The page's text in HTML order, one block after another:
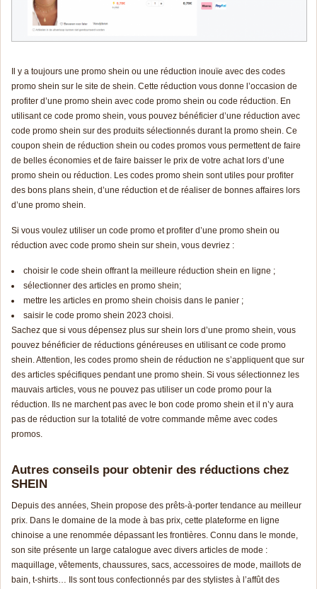
Il y a toujours une promo shein ou une réduction inouïe avec des codes
promo shein sur le site de shein. Cette réduction vous donne l’occasion de
profiter d’une promo shein avec code promo shein ou code réduction. En
utilisant ce code promo shein, vous pouvez bénéficier d’une réduction avec
code promo shein sur des produits sélectionnés durant la promo shein. Ce
coupon shein de réduction shein ou codes promos vous permettent de faire
de belles économies et de faire baisser le prix de votre achat lors d’une
promo shein ou réduction. Les codes promo shein sont utiles pour profiter
des bons plans shein, d’une réduction et de réaliser de bonnes affaires lors
d’une promo shein.
Si vous voulez utiliser un code promo et profiter d’une promo shein ou
réduction avec code promo shein sur shein, vous devriez :
choisir le code shein offrant la meilleure réduction shein en ligne ;
sélectionner des articles en promo shein;
mettre les articles en promo shein choisis dans le panier ;
saisir le code promo shein 2023 choisi.
Sachez que si vous dépensez plus sur shein lors d’une promo shein, vous
pouvez bénéficier de réductions généreuses en utilisant ce code promo
shein. Attention, les codes promo shein de réduction ne s’appliquent que sur
des articles spécifiques pendant une promo shein. Si vous sélectionnez les
mauvais articles, vous ne pouvez pas utiliser un code promo pour la
réduction. Ils ne marchent pas avec le bon code promo shein et il n’y aura
pas de réduction sur la totalité de votre commande même avec codes
promos.
Autres conseils pour obtenir des réductions chez
SHEIN
Depuis des années, Shein propose des prêts-à-porter tendance au meilleur
prix. Dans le domaine de la mode à bas prix, cette plateforme en ligne
chinoise a une renommée dépassant les frontières. Connu dans le monde,
son site présente un large catalogue avec divers articles de mode :
maquillage, vêtements, chaussures, sacs, accessoires de mode, maillots de
bain, t-shirts… Ils sont tous confectionnés par des stylistes à l’affût des